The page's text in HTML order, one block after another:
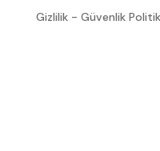
Gizlilik - Güvenlik